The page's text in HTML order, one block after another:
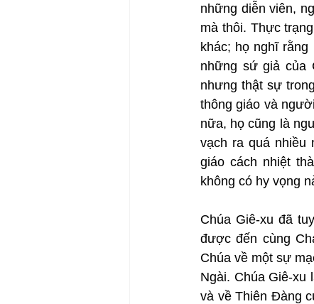
những diễn viên,
mà thôi. Thực
khác; họ nghĩ
những sứ giả của
nhưng thật sự
thông giáo và
nữa, họ cũng là
vạch ra quá nhiều
giáo cách nhiệt
không có hy vọng
Chúa Giê-xu đã
được đến cùng
Chúa về một sự
Ngài. Chúa Giê-
và về Thiên Đàng